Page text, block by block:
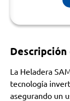
La Heladera
tecnología
asegurando un